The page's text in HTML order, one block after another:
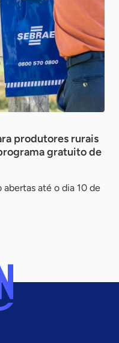
produtores rurais
gratuito de
abertas até o dia 10 de